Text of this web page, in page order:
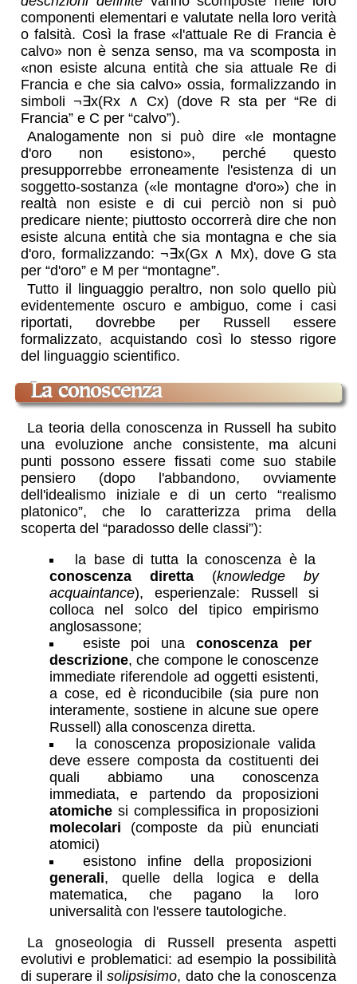
componenti elementari e valutate nella loro verità
o falsità. Così la frase «l'attuale Re di Francia è
calvo» non è senza senso, ma va scomposta in
«non esiste alcuna entità che sia attuale Re di
Francia e che sia calvo» ossia, formalizzando in
simboli ¬∃x(Rx ∧ Cx) (dove R sta per “Re di
Francia” e C per “calvo”).
Analogamente non si può dire «le montagne
d'oro non esistono», perché questo
presupporrebbe erroneamente l'esistenza di un
soggetto-sostanza («le montagne d'oro») che in
realtà non esiste e di cui perciò non si può
predicare niente; piuttosto occorrerà dire che non
esiste alcuna entità che sia montagna e che sia
d'oro, formalizzando: ¬∃x(Gx ∧ Mx), dove G sta
per “d'oro” e M per “montagne”.
Tutto il linguaggio peraltro, non solo quello più
evidentemente oscuro e ambiguo, come i casi
riportati, dovrebbe per Russell essere
formalizzato, acquistando così lo stesso rigore
del linguaggio scientifico.
la conoscenza
La teoria della conoscenza in Russell ha subito
una evoluzione anche consistente, ma alcuni
punti possono essere fissati come suo stabile
pensiero (dopo l'abbandono, ovviamente
dell'idealismo iniziale e di un certo “realismo
platonico”, che lo caratterizza prima della
scoperta del “paradosso delle classi”):
la base di tutta la conoscenza è la
conoscenza diretta (knowledge by
acquaintance), esperienzale: Russell si
colloca nel solco del tipico empirismo
anglosassone;
esiste poi unaconoscenza per
descrizione, che compone le conoscenze
immediate riferendole ad oggetti esistenti,
a cose, ed è riconducibile (sia pure non
interamente, sostiene in alcune sue opere
Russell) alla conoscenza diretta.
la conoscenza proposizionale valida
deve essere composta da costituenti dei
quali abbiamo una conoscenza
immediata, e partendo da proposizioni
atomiche si complessifica in proposizioni
molecolari (composte da più enunciati
atomici)
esistono infine della proposizioni
generali, quelle della logica e della
matematica, che pagano la loro
universalità con l'essere tautologiche.
La gnoseologia di Russell presenta aspetti
evolutivi e problematici: ad esempio la possibilità
di superare ilsolipsisimo, dato che la conoscenza